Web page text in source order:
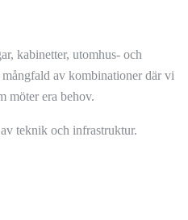
kabinetter, utomhus- och
av kombinationer där vi
möter era behov.
teknik och infrastruktur.